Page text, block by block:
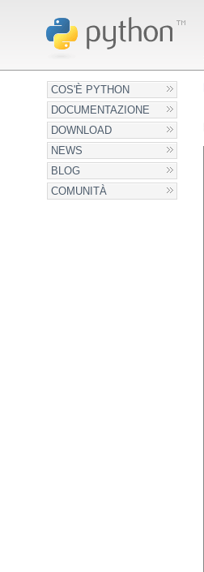
COS'È PYTHON
DOCUMENTAZIONE
DOWNLOAD
NEWS
BLOG
COMUNITÀ